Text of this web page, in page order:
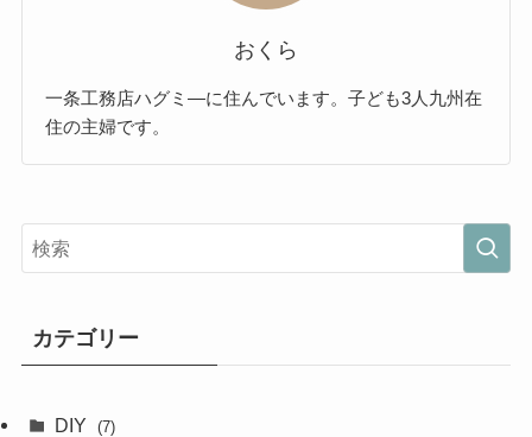
おくら
一条工務店ハグミ―に住んでいます。子ども3人九州在
住の主婦です。
カテゴリー
DIY (7)